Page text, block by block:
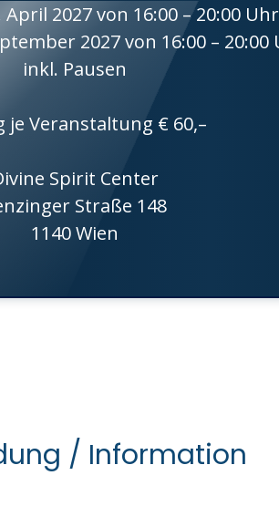
2027 von 16:00 – 20:00 Uhr
2027 von 16:00 – 20:00
inkl. Pausen
je Veranstaltung € 60,–
Spirit Center
Straße 148
1140 Wien
/ Information